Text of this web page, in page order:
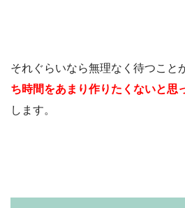
それぐらいなら無理なく待つこと
ち時間をあまり作りたくないと思
します。